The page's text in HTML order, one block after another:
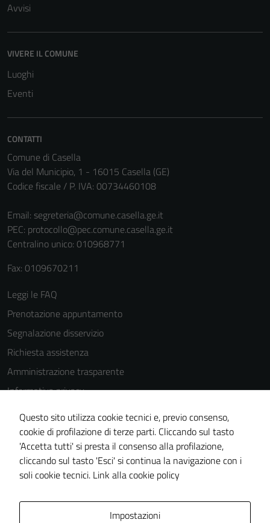
Avvisi
VIVERE IL COMUNE
Luoghi
Eventi
CONTATTI
Comune di Casella
Via del Municipio, 1 - 16015 Casella (GE)
Codice fiscale / P. IVA: 00734460108
Email: segreteria@comune.casella.ge.it
PEC: protocollo@pec.comune.casella.ge.it
Centralino unico: 010968771
Fax: 0109670211
Leggi le FAQ
Prenotazione appuntamento
Segnalazione disservizio
Richiesta assistenza
Amministrazione trasparente
Informativa privacy
Cookie Policy
Note legali
Dichiarazione di accessibilità
Piano di miglioramento del sito
Questo sito utilizza cookie tecnici e, previo consenso,
cookie di profilazione di terze parti. Cliccando sul tasto
'Accetta tutti' si presta il consenso alla profilazione,
cliccando sul tasto 'Esci' si continua la navigazione con i
soli cookie tecnici. Link alla cookie policy
Impostazioni
Questi cookie
Terze parti
impostati da
una serie di
(si veda la
Cookie policy
estesa per i
navigazione e
la fruizione
delle
funzionalità
del sito.
Experience